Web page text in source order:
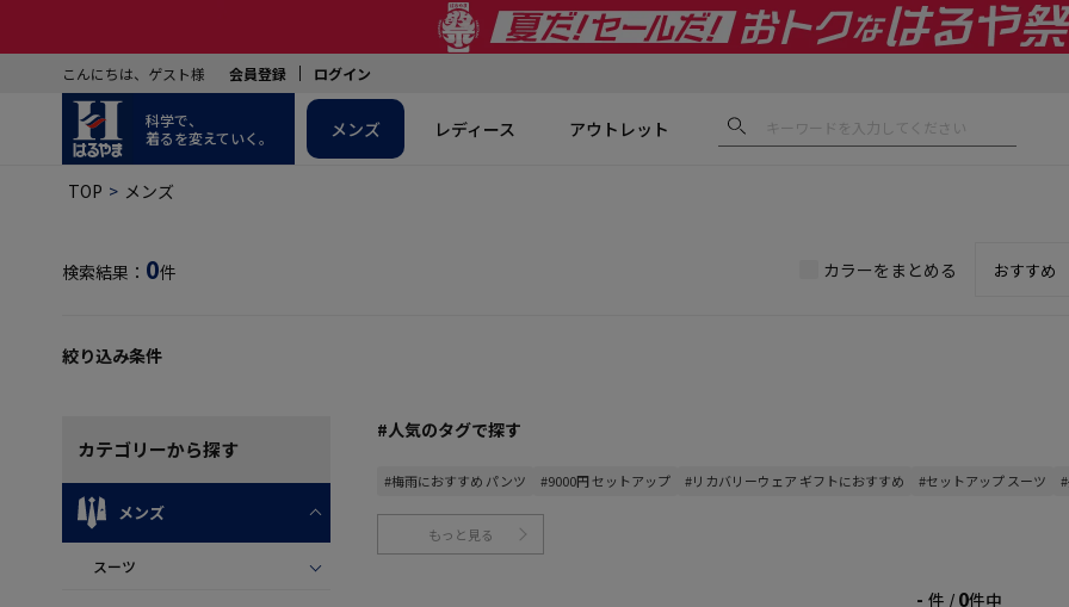
こんにちは、ゲスト様 会員登録 ログイン
科学で、
着るを変えていく。
メンズ レディース アウトレット
TOP メンズ
検索結果： 0件 カラーをまとめる
絞り込み条件
カテゴリーから探す
メンズ
スーツ
#人気のタグで探す
#梅雨におすすめ パンツ #9000円 セットアップ #リカバリーウェア ギフトにおすすめ #セットアップ スーツ
もっと見る
- 件 / 0件中